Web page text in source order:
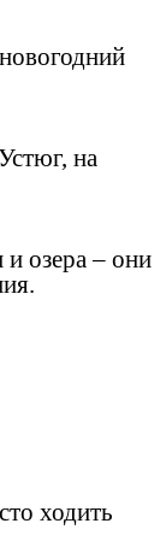
на
и озера – они
ходить